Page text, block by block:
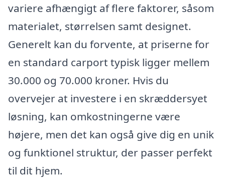
variere afhængigt af flere faktorer, såsom
materialet, størrelsen samt designet.
Generelt kan du forvente, at priserne for
en standard carport typisk ligger mellem
30.000 og 70.000 kroner. Hvis du
overvejer at investere i en skræddersyet
løsning, kan omkostningerne være
højere, men det kan også give dig en unik
og funktionel struktur, der passer perfekt
til dit hjem.